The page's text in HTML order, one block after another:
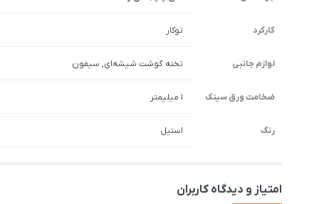
کارکرد توکار
لوازم جانبی تخته گوشت شیشه‌ای, سیفون
ضخامت ورق سینک 1 میلیمتر
رنگ استیل
امتیاز و دیدگاه کاربران